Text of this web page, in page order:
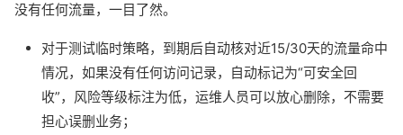
没有任何流量，一目了然。
对于测试临时策略，到期后自动核对近15/30天的流量命中
情况，如果没有任何访问记录，自动标记为“可安全回
收”，风险等级标注为低，运维人员可以放心删除，不需要
担心误删业务；